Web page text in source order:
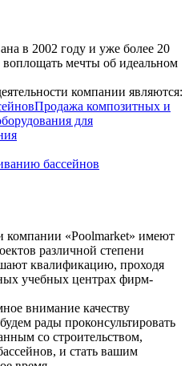
в 2002 году и уже более 20
мечты об идеальном
компании являются:
Продажа композитных и
для
бассейнов
«Poolmarket» имеют
различной степени
квалификацию, проходя
учебных центрах фирм-
внимание качеству
рады проконсультировать
со строительством,
и стать вашим